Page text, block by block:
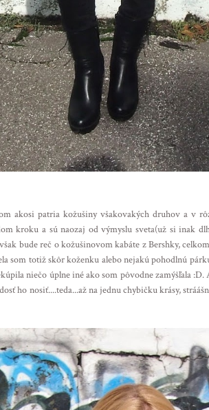
akosi patria kožušiny všakovakých druhov a v
kroku a sú naozaj od výmyslu sveta(už si inak
bude reč o kožušinovom kabáte z Bershky,
som totiž skôr koženku alebo nejakú pohodlnú
niečo úplne iné ako som pôvodne zamýšľala
ho nosiť....teda...až na jednu chybičku krásy,